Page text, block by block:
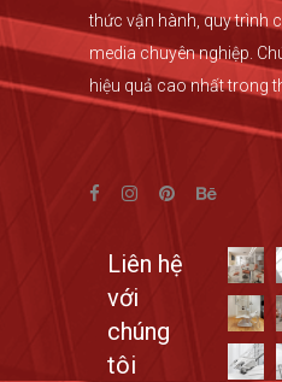
thức vận hành, quy trình
media chuyên nghiệp.
hiệu quả cao nhất trong
Liên hệ
với
chúng
tôi